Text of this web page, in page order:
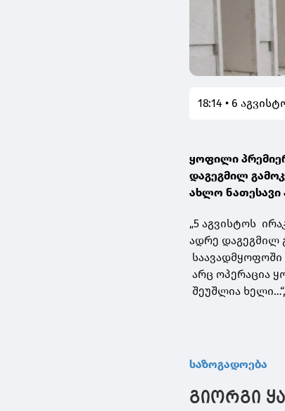
18:14 • 6
ყოფილი
დაგეგმილ
ახლო
„5 აგვისტოს
ადრე დაგეგმილ
საავადმყოფოში
არც ოპერაცია
შეუშლია
საზოგადოება
გიორგი